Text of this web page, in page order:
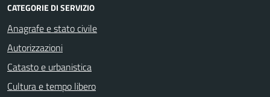
CATEGORIE DI SERVIZIO
Anagrafe e stato civile
Autorizzazioni
Catasto e urbanistica
Cultura e tempo libero